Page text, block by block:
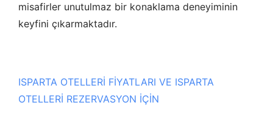
misafirler unutulmaz bir konaklama deneyiminin
keyfini çıkarmaktadır.
ISPARTA OTELLERİ FİYATLARI VE ISPARTA
OTELLERİ REZERVASYON İÇİN